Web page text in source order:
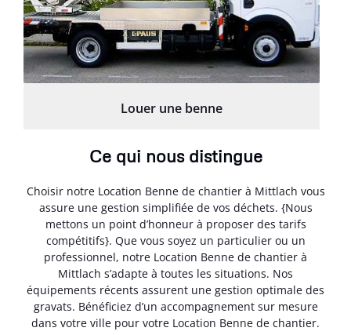
Louer une benne
Ce qui nous distingue
Choisir notre Location Benne de chantier à Mittlach vous
assure une gestion simplifiée de vos déchets. {Nous
mettons un point d’honneur à proposer des tarifs
compétitifs}. Que vous soyez un particulier ou un
professionnel, notre Location Benne de chantier à
Mittlach s’adapte à toutes les situations. Nos
équipements récents assurent une gestion optimale des
gravats. Bénéficiez d’un accompagnement sur mesure
dans votre ville pour votre Location Benne de chantier.